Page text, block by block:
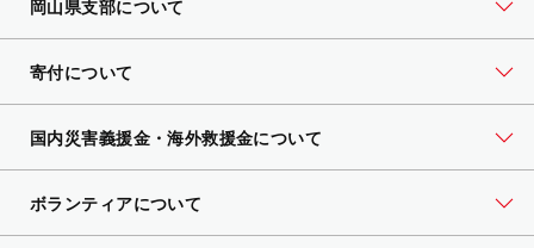
岡山県支部について
寄付について
国内災害義援金・海外救援金について
ボランティアについて